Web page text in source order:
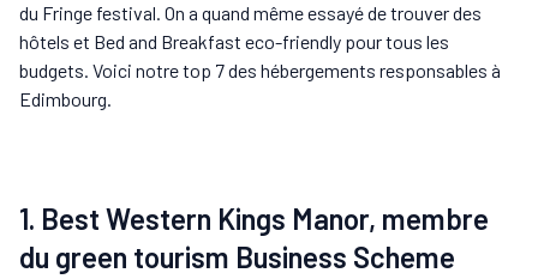
du Fringe festival. On a quand même essayé de trouver des
hôtels et Bed and Breakfast eco-friendly pour tous les
budgets. Voici notre top 7 des hébergements responsables à
Edimbourg.
1. Best Western Kings Manor, membre
du green tourism Business Scheme